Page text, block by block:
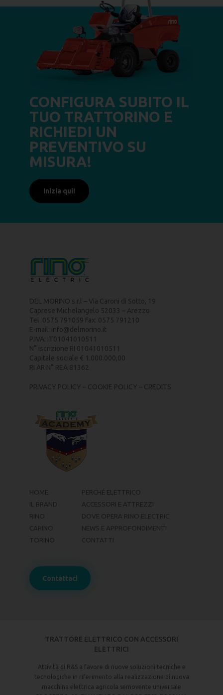
CONFIGURA SUBITO IL
TUO TRATTORINO E
RICHIEDI UN
PREVENTIVO SU
MISURA!
Inizia qui!
DEL MORINO s.r.l – Via Caroni di Sotto, 19
Caprese Michelangelo 52033 – Arezzo
Tel. 0575 791059 Fax: 0575 791210
E-mail: info@delmorino.it
P.IVA: IT01041010511
N° iscrizione RI 01041010511
Capitale sociale € 1.000.000,00
RI AR N° REA 81362
PRIVACY POLICY – COOKIE POLICY – CREDITS
HOME
IL BRAND
RINO
CARINO
TORINO
PERCHÉ ELETTRICO
ACCESSORI E ATTREZZI
DOVE OPERA RINO ELECTRIC
NEWS E APPROFONDIMENTI
CONTATTI
Contattaci
TRATTORE ELETTRICO CON ACCESSORI
ELETTRICI
Attività di R&S a favore di nuove soluzioni tecniche e
tecnologiche in riferimento alla realizzazione di nuova
macchina elettrica agricola semovente universale